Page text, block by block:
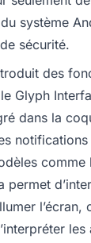
système
sécurité.
des
Glyph
dans la
comme
permet
l’écran,